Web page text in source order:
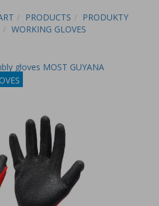
PRODUCTS
PRODUKTY
WORKING GLOVES
gloves MOST GUYANA